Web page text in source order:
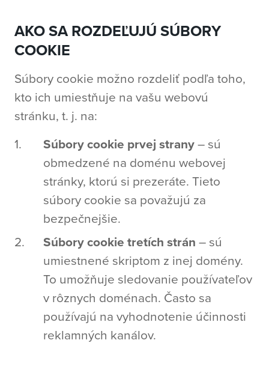
AKO SA ROZDEĽUJÚ SÚBORY
COOKIE
Súbory cookie možno rozdeliť podľa toho,
kto ich umiestňuje na vašu webovú
stránku, t. j. na:
Súbory cookie prvej strany– sú
obmedzené na doménu webovej
stránky, ktorú si prezeráte. Tieto
súbory cookie sa považujú za
bezpečnejšie.
Súbory cookie tretích strán – sú
umiestnené skriptom z inej domény.
To umožňuje sledovanie používateľov
v rôznych doménach. Často sa
používajú na vyhodnotenie účinnosti
reklamných kanálov.